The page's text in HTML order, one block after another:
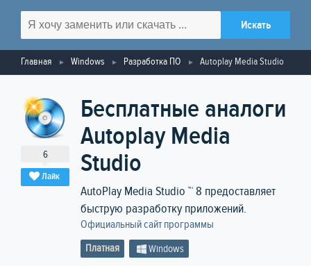
Главная Windows Разработка ПО Autoplay Media Studio
6
Лайк
Бесплатные аналоги
Autoplay Media
Studio
AutoPlay Media Studio ™ 8 предоставляет
быструю разработку приложений.
Официальный сайт программы
Платная Windows